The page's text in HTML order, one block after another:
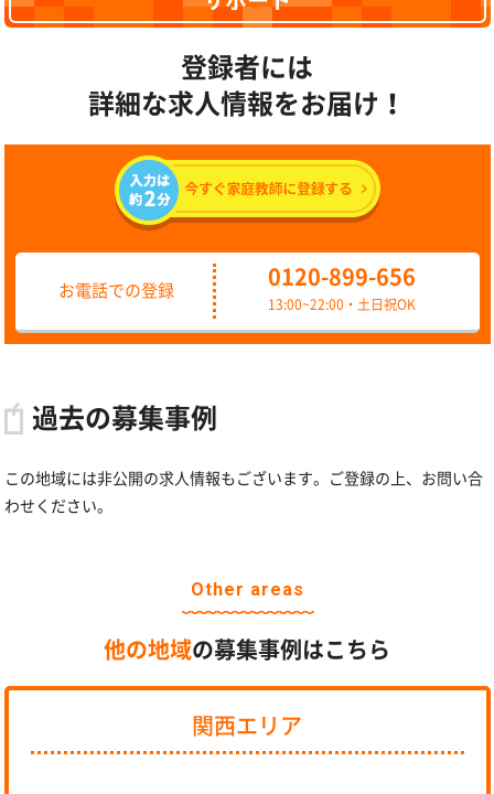
登録者には
詳細な求人情報をお届け！
お電話での登録
0120-899-656
13:00~22:00・土日祝OK
過去の募集事例
この地域には非公開の求人情報もございます。ご登録の上、お問い合
わせください。
Other areas
他の地域の募集事例はこちら
関西エリア